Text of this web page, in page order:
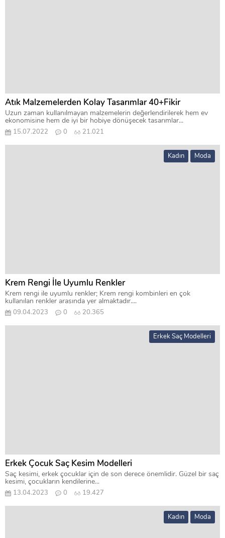
Atık Malzemelerden Kolay Tasarımlar 40+Fikir
Uzun zaman kullanılmayan malzemelerin değerlendirilerek hem ev
ekonomisine hem de iyi bir hobiye dönüşecek tasarımlar...
15.07.2022 0 21.021
Kadın Moda
Krem Rengi İle Uyumlu Renkler
Krem rengi ile uyumlu renkler; Krem rengi kombinleri en çok
kullanılan renkler arasında yer almaktadır....
09.04.2023 0 20.365
Erkek Saç Modelleri
Erkek Çocuk Saç Kesim Modelleri
Saç kesimi, erkek çocuklar için de son derece önemlidir. Güzel bir saç
kesimi, çocukların kendilerine...
13.04.2023 0 19.427
Kadın Moda